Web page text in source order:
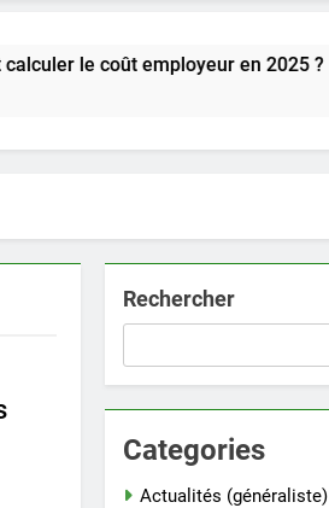
coût employeur en 2025 ?
Rechercher
Categories
Actualités (généraliste)